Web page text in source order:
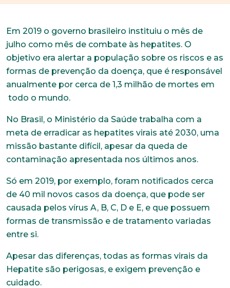
Em 2019 o governo brasileiro instituiu o mês de
julho como mês de combate às hepatites. O
objetivo era alertar a população sobre os riscos e as
formas de prevenção da doença, que é responsável
anualmente por cerca de 1,3 milhão de mortes em
todo o mundo.
No Brasil, o Ministério da Saúde trabalha com a
meta de erradicar as hepatites virais até 2030, uma
missão bastante difícil, apesar da queda de
contaminação apresentada nos últimos anos.
Só em 2019, por exemplo, foram notificados cerca
de 40 mil novos casos da doença, que pode ser
causada pelos vírus A, B, C, D e E, e que possuem
formas de transmissão e de tratamento variadas
entre si.
Apesar das diferenças, todas as formas virais da
Hepatite são perigosas, e exigem prevenção e
cuidado.